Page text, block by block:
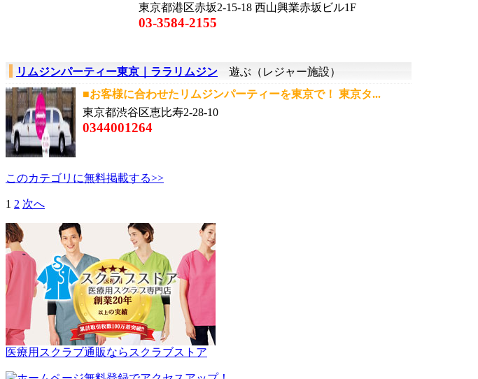
東京都港区赤坂2-15-18 西山興業赤坂ビル1F
03-3584-2155
リムジンパーティー東京｜ララリムジン 遊ぶ（レジャー施設）
■お客様に合わせたリムジンパーティーを東京で！ 東京タ...
東京都渋谷区恵比寿2-28-10
0344001264
このカテゴリに無料掲載する>>
1 2 次へ
医療用スクラブ通販ならスクラブストア